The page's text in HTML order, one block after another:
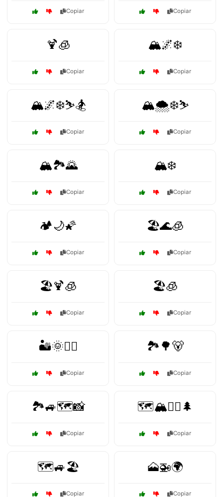
Copiar Copiar
🍹🧊
Copiar
🏔️🌌❄️
Copiar
🏔️🌌❄️⛷️🏂
Copiar
🏔️🌨️❄️⛷️
Copiar
🏔️🏞️🌄
Copiar
🏔️❄️
Copiar
🏕️🌙🌠
Copiar
🏖️🌊🧊
Copiar
🏖️🍹🧊
Copiar
🏖️🧊
Copiar
🏜️🌞🚶‍♀️
Copiar
🏞️🌳🐻
Copiar
🏞️🚙🗺️📸
Copiar
🗺️🏔️🚴‍♀️🌲
Copiar
🗺️🚙🏖️
Copiar
🗻🚁🌍
Copiar